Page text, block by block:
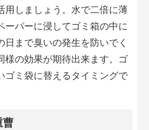
用しましょう。水で二倍に薄
ーパーに浸してゴミ箱の中に
まで臭いの発生を防いでく
様の効果が期待出来ます。ゴ
ゴミ袋に替えるタイミングで
曹